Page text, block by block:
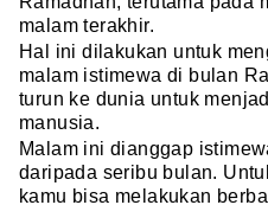
malam terakhir.
Hal ini dilakukan untuk
malam istimewa di bulan
turun ke dunia untuk
manusia.
Malam ini dianggap
daripada seribu bulan.
kamu bisa melakukan